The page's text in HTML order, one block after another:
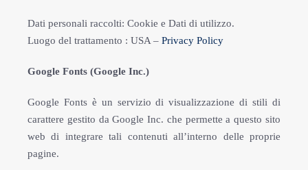
Dati personali raccolti: Cookie e Dati di utilizzo.
Luogo del trattamento : USA – Privacy Policy
Google Fonts (Google Inc.)
Google Fonts è un servizio di visualizzazione di stili di
carattere gestito da Google Inc. che permette a questo sito
web di integrare tali contenuti all’interno delle proprie
pagine.